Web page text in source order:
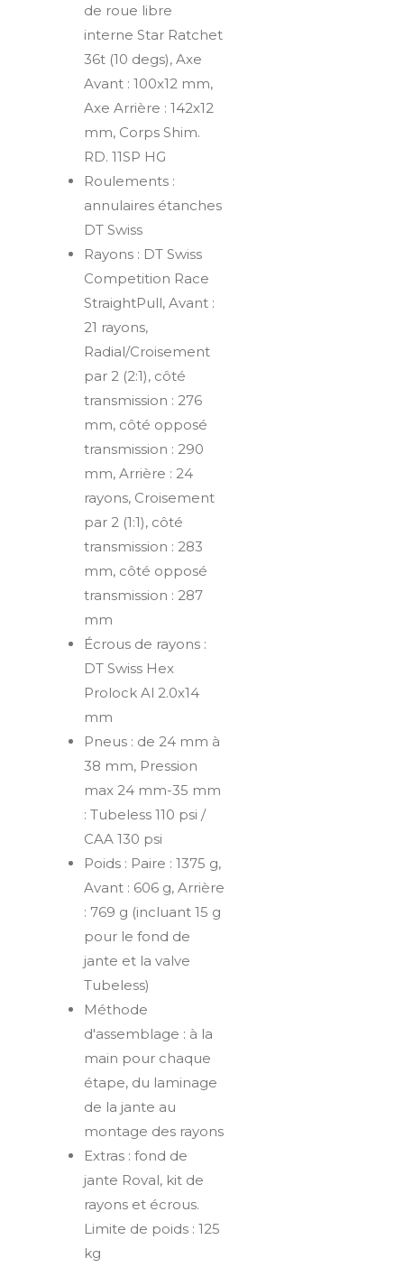
de roue libre
interne Star Ratchet
36t (10 degs), Axe
Avant : 100x12 mm,
Axe Arrière : 142x12
mm, Corps Shim.
RD. 11SP HG
Roulements :
annulaires étanches
DT Swiss
Rayons : DT Swiss
Competition Race
StraightPull, Avant :
21 rayons,
Radial/Croisement
par 2 (2:1), côté
transmission : 276
mm, côté opposé
transmission : 290
mm, Arrière : 24
rayons, Croisement
par 2 (1:1), côté
transmission : 283
mm, côté opposé
transmission : 287
mm
Écrous de rayons :
DT Swiss Hex
Prolock Al 2.0x14
mm
Pneus : de 24 mm à
38 mm, Pression
max 24 mm-35 mm
: Tubeless 110 psi /
CAA 130 psi
Poids : Paire : 1375 g,
Avant : 606 g, Arrière
: 769 g (incluant 15 g
pour le fond de
jante et la valve
Tubeless)
Méthode
d'assemblage : à la
main pour chaque
étape, du laminage
de la jante au
montage des rayons
Extras : fond de
jante Roval, kit de
rayons et écrous.
Limite de poids : 125
kg